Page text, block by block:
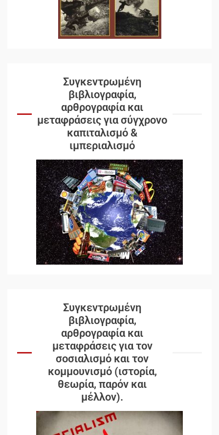
Συγκεντρωμένη
βιβλιογραφία,
αρθρογραφία και
μεταφράσεις για σύγχρονο
καπιταλισμό &
ιμπεριαλισμό
Συγκεντρωμένη
βιβλιογραφία,
αρθρογραφία και
μεταφράσεις για τον
σοσιαλισμό και τον
κομμουνισμό (ιστορία,
θεωρία, παρόν και
μέλλον).
Δωρεάν βιβλίο από το